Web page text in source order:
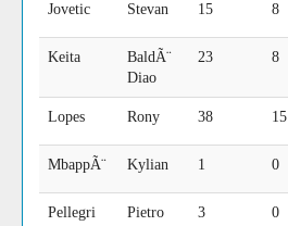
Jovetic Stevan 15 8
Keita
BaldÃ¨
Diao
23 8
Lopes Rony 38 15
MbappÃ¨ Kylian 1 0
Pellegri Pietro 3 0